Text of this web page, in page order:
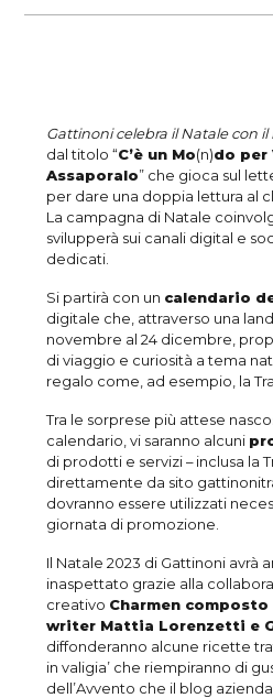
Gattinoni celebra il Natale con
dal titolo “C’è un Mo(n)do per
Assaporalo” che gioca sul
per dare una doppia lettura al
La campagna di Natale
svilupperà sui canali digital e
dedicati.
Si partirà con un calendario
digitale che, attraverso una
novembre al 24 dicembre,
di viaggio e curiosità a tema
regalo come, ad esempio, la
Tra le sorprese più attese
calendario, vi saranno alcuni
di prodotti e servizi – inclusa la
direttamente da sito
dovranno essere utilizzati
giornata di promozione.
Il Natale 2023 di Gattinoni avrà
inaspettato grazie alla
creativo Charmen
writer Mattia Lorenzetti e
diffonderanno alcune ricette
in valigia’ che riempiranno di
dell’Avvento che il blog